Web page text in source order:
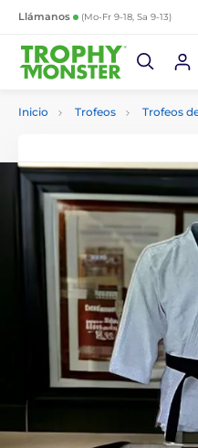
Llámanos (Mo-Fr 9-18, Sa 9-13)
Inicio Trofeos Trofeos